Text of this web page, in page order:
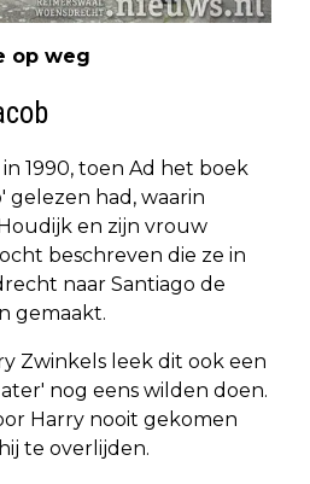
op weg
1990, toen Ad het boek
gelezen had, waarin
en zijn vrouw
beschreven die ze in
naar Santiago de
gemaakt.
Zwinkels leek dit ook een
nog eens wilden doen.
Harry nooit gekomen
te overlijden.